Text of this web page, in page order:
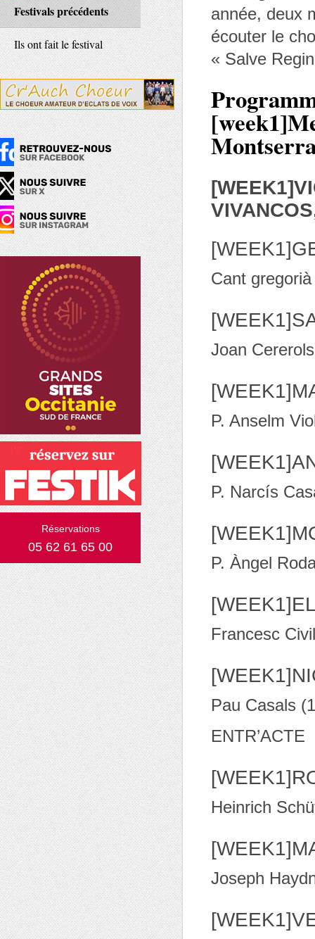
Festivals précédents
Ils ont fait le festival
Réservations
05 62 61 65 00
année, deux
écouter le
« Salve
Cant gregorià
Joan
P. Anselm
P. Narcís
P. Àngel
Francesc
Pau Casals
ENTR’ACTE
Heinrich
Joseph